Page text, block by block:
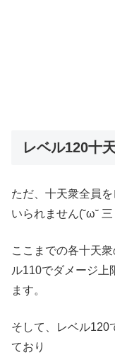
レベル120十
ただ、十天衆全員
いられません(˘ω˘ 三
ここまでの各十天
ル110でダメージ上
ます。
そして、レベル120
ており